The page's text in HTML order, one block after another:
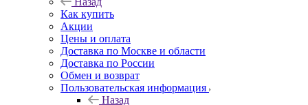
Как купить
Акции
Цены и оплата
Доставка по Москве и области
Доставка по России
Обмен и возврат
Пользовательская информация
Назад